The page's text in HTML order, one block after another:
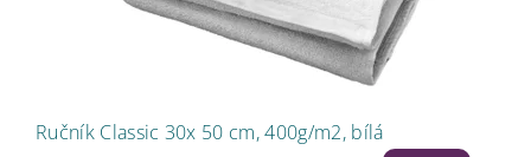
Ručník Classic 30x 50 cm, 400g/m2, bílá